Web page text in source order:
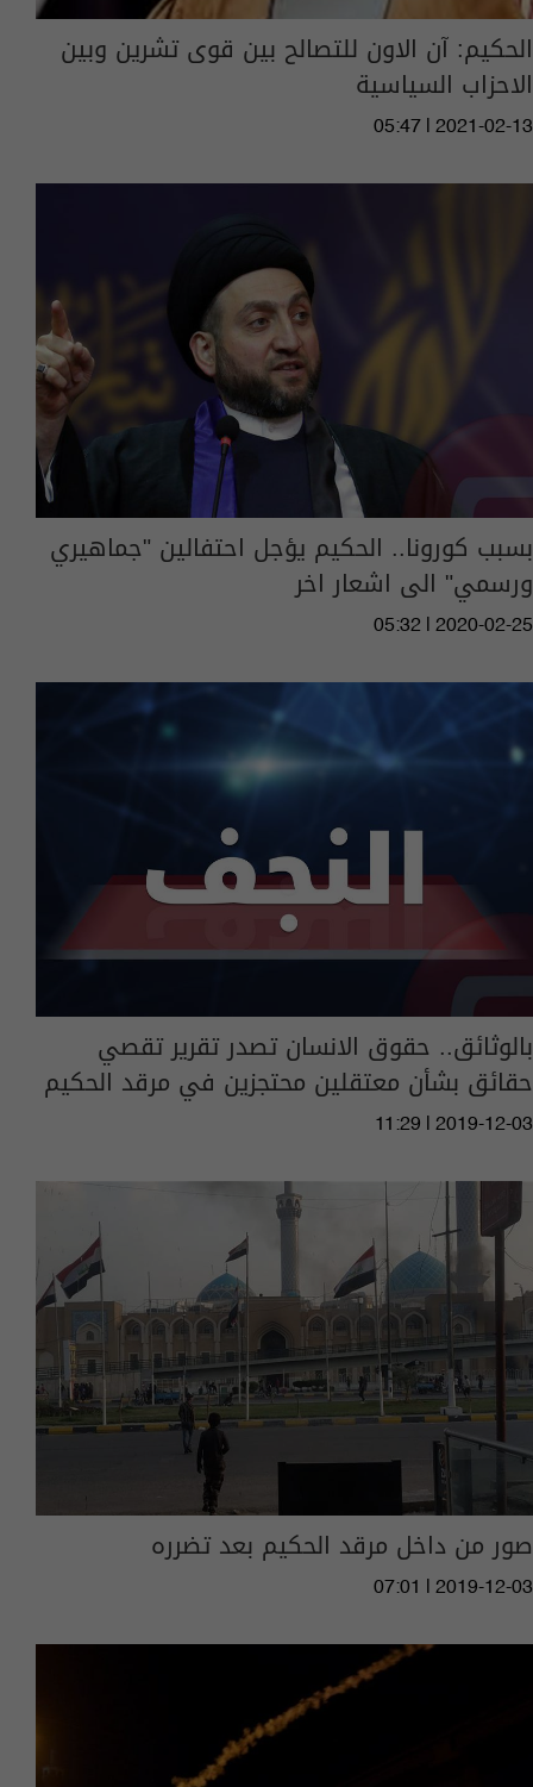
الحكيم: آن الاون للتصالح بين قوى تشرين وبين
الاحزاب السياسية
05:47 | 2021-02-13
بسبب كورونا.. الحكيم يؤجل احتفالين "جماهيري
ورسمي" الى اشعار اخر
05:32 | 2020-02-25
بالوثائق.. حقوق الانسان تصدر تقرير تقصي
حقائق بشأن معتقلين محتجزين في مرقد الحكيم
11:29 | 2019-12-03
صور من داخل مرقد الحكيم بعد تضرره
07:01 | 2019-12-03